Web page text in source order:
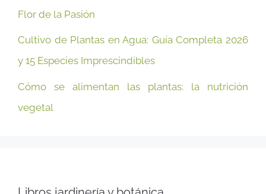
Flor de la Pasión
Cultivo de Plantas en Agua: Guía Completa 2026
y 15 Especies Imprescindibles
Cómo se alimentan las plantas: la nutrición
vegetal